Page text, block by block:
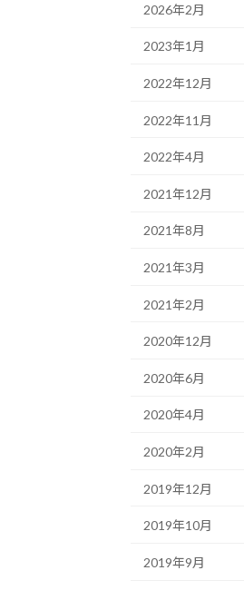
2026年2月
2023年1月
2022年12月
2022年11月
2022年4月
2021年12月
2021年8月
2021年3月
2021年2月
2020年12月
2020年6月
2020年4月
2020年2月
2019年12月
2019年10月
2019年9月